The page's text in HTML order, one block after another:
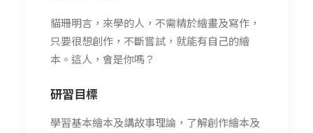
貓珊明言，來學的人，不需精於繪畫及寫作，
只要很想創作，不斷嘗試，就能有自己的繪
本。這人，會是你嗎？
研習目標
學習基本繪本及講故事理論，了解創作繪本及